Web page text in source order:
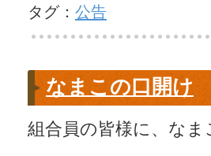
タグ： 公告
なまこの口開け
組合員の皆様に、な